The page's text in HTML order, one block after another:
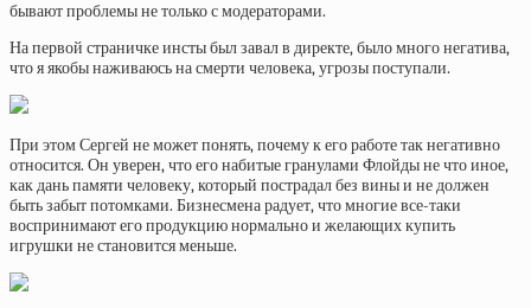
бывают проблемы не только с модераторами.
На первой страничке инсты был завал в директе, было много негатива,
что я якобы наживаюсь на смерти человека, угрозы поступали.
При этом Сергей не может понять, почему к его работе так негативно
относится. Он уверен, что его набитые гранулами Флойды не что иное,
как дань памяти человеку, который пострадал без вины и не должен
быть забыт потомками. Бизнесмена радует, что многие все-таки
воспринимают его продукцию нормально и желающих купить
игрушки не становится меньше.